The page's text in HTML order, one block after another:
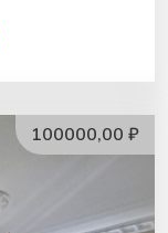
100000,00 ₽